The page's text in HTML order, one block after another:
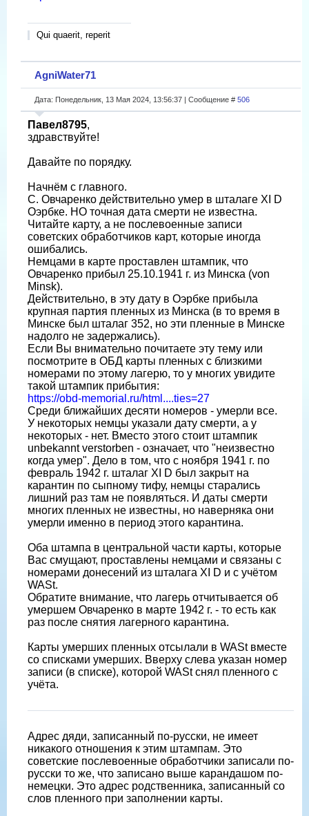
Qui quaerit, reperit
AgniWater71
Дата: Понедельник, 13 Мая 2024, 13:56:37 | Сообщение # 506
Павел8795,
здравствуйте!
Давайте по порядку.
Начнëм с главного.
С. Овчаренко действительно умер в шталаге XI D
Оэрбке. НО точная дата смерти не известна.
Читайте карту, а не послевоенные записи
советских обработчиков карт, которые иногда
ошибались.
Немцами в карте проставлен штампик, что
Овчаренко прибыл 25.10.1941 г. из Минска (von
Minsk).
Действительно, в эту дату в Оэрбке прибыла
крупная партия пленных из Минска (в то время в
Минске был шталаг 352, но эти пленные в Минске
надолго не задержались).
Если Вы внимательно почитаете эту тему или
посмотрите в ОБД карты пленных с близкими
номерами по этому лагерю, то у многих увидите
такой штампик прибытия:
https://obd-memorial.ru/html....ties=27
Среди ближайших десяти номеров - умерли все.
У некоторых немцы указали дату смерти, а у
некоторых - нет. Вместо этого стоит штампик
unbekannt verstorben - означает, что "неизвестно
когда умер". Дело в том, что с ноября 1941 г. по
февраль 1942 г. шталаг XI D был закрыт на
карантин по сыпному тифу, немцы старались
лишний раз там не появляться. И даты смерти
многих пленных не известны, но наверняка они
умерли именно в период этого карантина.
Оба штампа в центральной части карты, которые
Вас смущают, проставлены немцами и связаны с
номерами донесений из шталага XI D и с учëтом
WASt.
Обратите внимание, что лагерь отчитывается об
умершем Овчаренко в марте 1942 г. - то есть как
раз после снятия лагерного карантина.
Карты умерших пленных отсылали в WASt вместе
со списками умерших. Вверху слева указан номер
записи (в списке), которой WASt снял пленного с
учëта.
Адрес дяди, записанный по-русски, не имеет
никакого отношения к этим штампам. Это
советские послевоенные обработчики записали по-
русски то же, что записано выше карандашом по-
немецки. Это адрес родственника, записанный со
слов пленного при заполнении карты.